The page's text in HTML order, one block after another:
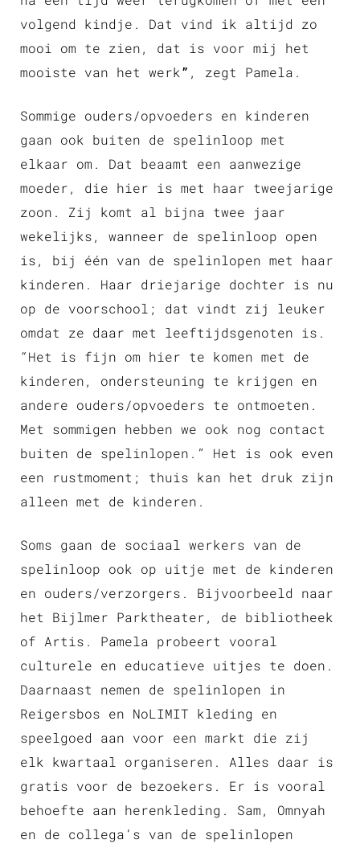
volgend kindje. Dat vind ik altijd zo
mooi om te zien, dat is voor mij het
mooiste van het werk” , zegt Pamela.
Sommige ouders/opvoeders en kinderen
gaan ook buiten de spelinloop met
elkaar om. Dat beaamt een aanwezige
moeder, die hier is met haar tweejarige
zoon. Zij komt al bijna twee jaar
wekelijks, wanneer de spelinloop open
is, bij één van de spelinlopen met haar
kinderen. Haar driejarige dochter is nu
op de voorschool; dat vindt zij leuker
omdat ze daar met leeftijdsgenoten is.
“Het is fijn om hier te komen met de
kinderen, ondersteuning te krijgen en
andere ouders/opvoeders te ontmoeten.
Met sommigen hebben we ook nog contact
buiten de spelinlopen.” Het is ook even
een rustmoment; thuis kan het druk zijn
alleen met de kinderen.
Soms gaan de sociaal werkers van de
spelinloop ook op uitje met de kinderen
en ouders/verzorgers. Bijvoorbeeld naar
het Bijlmer Parktheater, de bibliotheek
of Artis. Pamela probeert vooral
culturele en educatieve uitjes te doen.
Daarnaast nemen de spelinlopen in
Reigersbos en NoLIMIT kleding en
speelgoed aan voor een markt die zij
elk kwartaal organiseren. Alles daar is
gratis voor de bezoekers. Er is vooral
behoefte aan herenkleding. Sam, Omnyah
en de collega’s van de spelinlopen